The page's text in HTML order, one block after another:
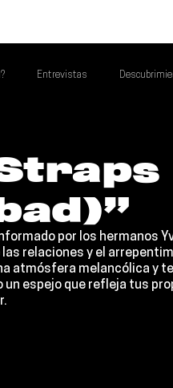
Entrevistas
Talento Mexa Semanal
por los hermanos
las relaciones y el
atmósfera melancólica y
un espejo que refleja tus